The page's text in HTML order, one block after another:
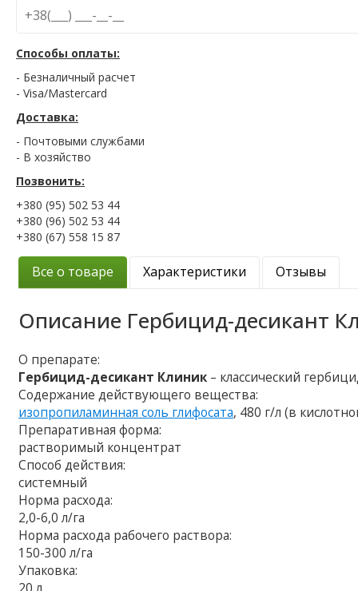
Способы оплаты:
- Безналичный расчет
- Visa/Mastercard
Доставка:
- Почтовыми службами
- В хозяйство
Позвонить:
+380 (95) 502 53 44
+380 (96) 502 53 44
+380 (67) 558 15 87
Все о товаре Характеристики Отзывы
Описание Гербицид-десикант
О препарате:
Гербицид-десикант Клиник – классический
Содержание действующего вещества:
изопропиламинная соль глифосата, 480 г/л (в
Препаративная форма:
растворимый концентрат
Способ действия:
системный
Норма расхода:
2,0-6,0 л/га
Норма расхода рабочего раствора:
150-300 л/га
Упаковка: